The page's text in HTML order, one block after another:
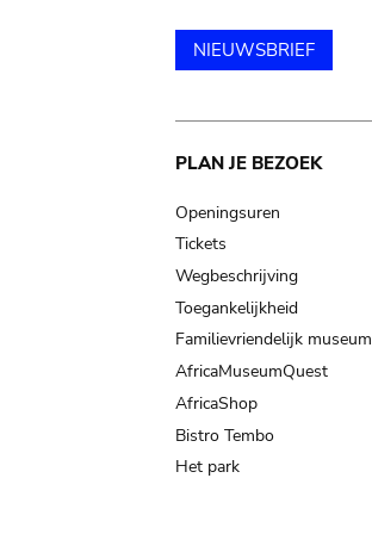
NIEUWSBRIEF
Main
navigation
PLAN JE BEZOEK
Openingsuren
Tickets
Wegbeschrijving
Toegankelijkheid
Familievriendelijk museum
AfricaMuseumQuest
AfricaShop
Bistro Tembo
Het park